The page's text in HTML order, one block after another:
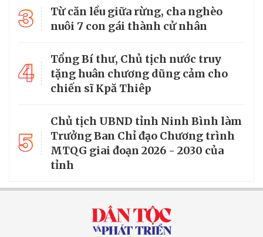
3
Từ căn lều giữa rừng, cha nghèo
nuôi 7 con gái thành cử nhân
4
Tổng Bí thư, Chủ tịch nước truy
tặng huân chương dũng cảm cho
chiến sĩ Kpă Thiêp
5
Chủ tịch UBND tỉnh Ninh Bình làm
Trưởng Ban Chỉ đạo Chương trình
MTQG giai đoạn 2026 - 2030 của
tỉnh